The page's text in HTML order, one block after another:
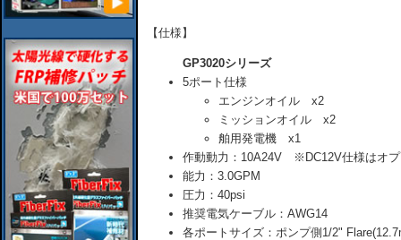
【仕様】
GP3020シリーズ
5ポート仕様
エンジンオイル x2
ミッションオイル x2
舶用発電機 x1
作動動力：10A24V ※DC12V仕様はオプ
能力：3.0GPM
圧力：40psi
推奨電気ケーブル：AWG14
各ポートサイズ：ポンプ側1/2"